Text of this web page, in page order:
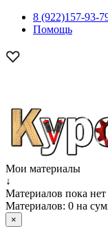
8 (922)157-93-
Помощь
Мои материалы
↓
Материалов пока нет
Материалов: 0 на
×